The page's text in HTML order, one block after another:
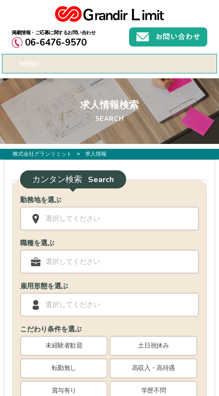
06-6476-9570
MENU
求人情報検索
SEARCH
株式会社グランリミット > 求人情報
カンタン検索 Search
勤務地を選ぶ
選択してください
職種を選ぶ
選択してください
雇用形態を選ぶ
選択してください
こだわり条件を選ぶ
未経験者歓迎 土日祝休み
転勤無し 高収入・高待遇
賞与有り 学歴不問